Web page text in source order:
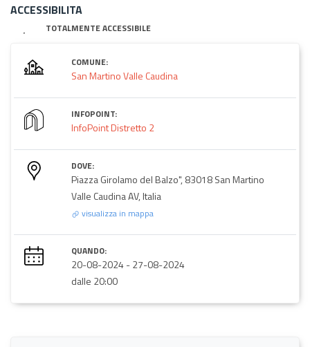
ACCESSIBILITA
TOTALMENTE ACCESSIBILE
COMUNE:
San Martino Valle Caudina
INFOPOINT:
InfoPoint Distretto 2
DOVE:
Piazza Girolamo del Balzo", 83018 San Martino
Valle Caudina AV, Italia
visualizza in mappa
QUANDO:
20-08-2024 -27-08-2024
dalle 20:00